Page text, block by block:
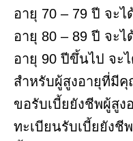
อายุ 70 – 79 ปี จะ
อายุ 80 – 89 ปี จะ
อายุ 90 ปีขึ้นไป จะ
สำหรับผู้สูงอายุที่มี
ขอรับเบี้ยยังชีพผู้สูง
ทะเบียนรับเบี้ยยังชี